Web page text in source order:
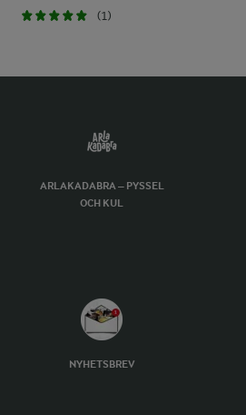
(1)
ARLAKADABRA – PYSSEL
OCH KUL
NYHETSBREV